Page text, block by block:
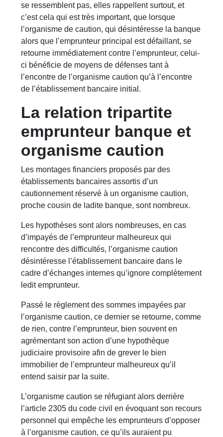
se ressemblent pas, elles rappellent surtout, et
c’est cela qui est très important, que lorsque
l’organisme de caution, qui désintéresse la banque
alors que l’emprunteur principal est défaillant, se
retourne immédiatement contre l’emprunteur, celui-
ci bénéficie de moyens de défenses tant à
l’encontre de l’organisme caution qu’à l’encontre
de l’établissement bancaire initial.
La relation tripartite
emprunteur banque et
organisme caution
Les montages financiers proposés par des
établissements bancaires assortis d’un
cautionnement réservé à un organisme caution,
proche cousin de ladite banque, sont nombreux.
Les hypothèses sont alors nombreuses, en cas
d’impayés de l’emprunteur malheureux qui
rencontre des difficultés, l’organisme caution
désintéresse l’établissement bancaire dans le
cadre d’échanges internes qu’ignore complètement
ledit emprunteur.
Passé le règlement des sommes impayées par
l’organisme caution, ce dernier se retourne, comme
de rien, contre l’emprunteur, bien souvent en
agrémentant son action d’une hypothèque
judiciaire provisoire afin de grever le bien
immobilier de l’emprunteur malheureux qu’il
entend saisir par la suite.
L’organisme caution se réfugiant alors derrière
l’article 2305 du code civil en évoquant son recours
personnel qui empêche les emprunteurs d’opposer
à l’organisme caution, ce qu’ils auraient pu